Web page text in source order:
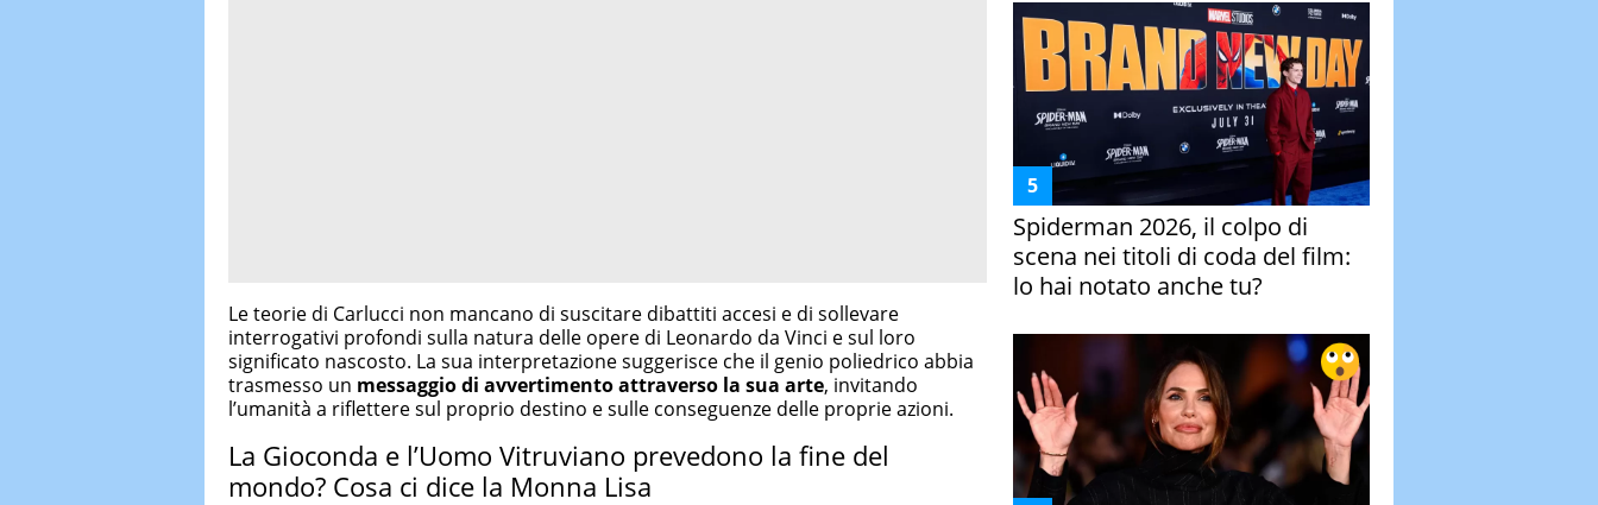
Le teorie di Carlucci non mancano di suscitare dibattiti accesi e di sollevare
interrogativi profondi sulla natura delle opere di Leonardo da Vinci e sul loro
significato nascosto. La sua interpretazione suggerisce che il genio poliedrico abbia
trasmesso un messaggio di avvertimento attraverso la sua arte, invitando
l’umanità a riflettere sul proprio destino e sulle conseguenze delle proprie azioni.
La Gioconda e l’Uomo Vitruviano prevedono la fine del
mondo? Cosa ci dice la Monna Lisa
Spiderman 2026, il colpo di
scena nei titoli di coda del film:
lo hai notato anche tu?